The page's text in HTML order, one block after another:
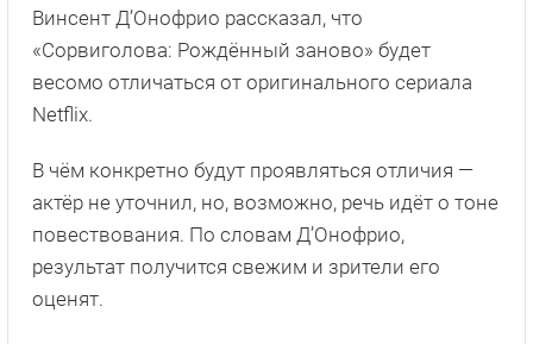
Винсент Д’Онофрио рассказал, что
«Сорвиголова: Рождённый заново» будет
весомо отличаться от оригинального сериала
Netflix.
В чём конкретно будут проявляться отличия —
актёр не уточнил, но, возможно, речь идёт о тоне
повествования. По словам Д’Онофрио,
результат получится свежим и зрители его
оценят.